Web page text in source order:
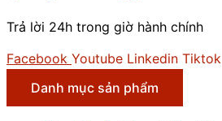
Trả lời 24h trong giờ hành chính
Facebook Youtube Linkedin Tiktok
Danh mục sản phẩm